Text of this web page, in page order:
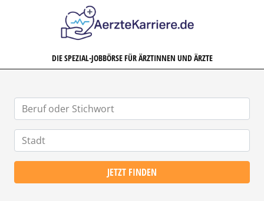
DIE SPEZIAL-JOBBÖRSE FÜR ÄRZTINNEN UND ÄRZTE
JETZT FINDEN